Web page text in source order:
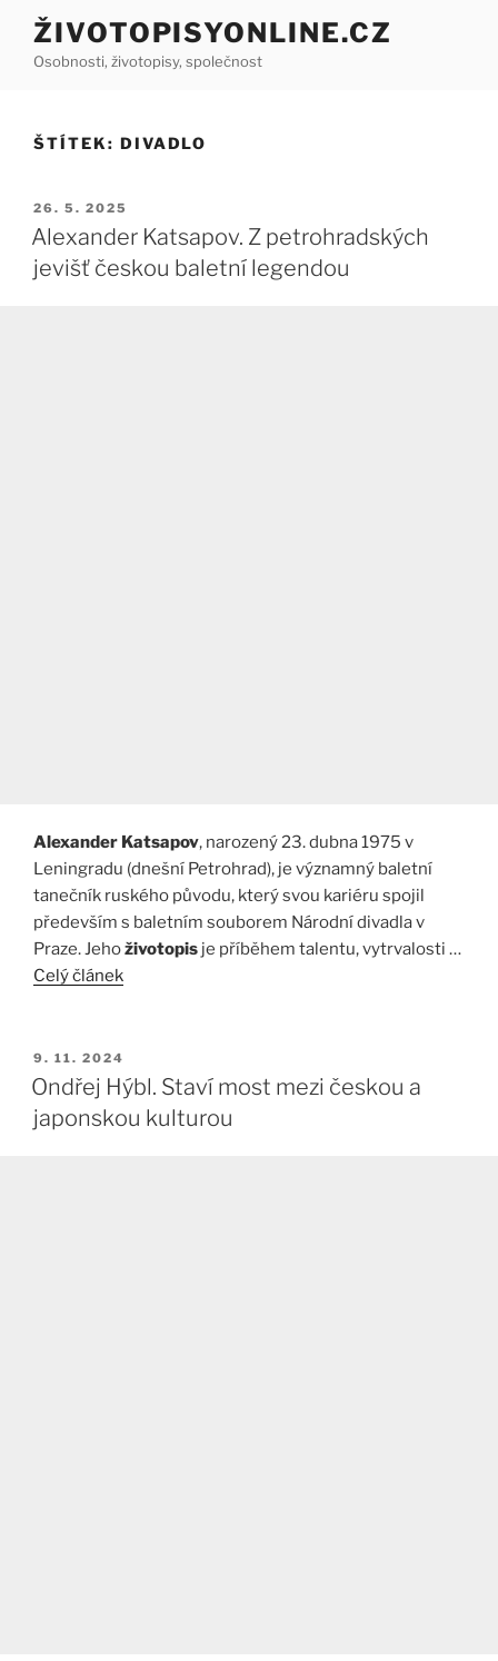
Přejít
obsahu
ŽIVOTOPISYONLINE.CZ
Osobnosti, životopisy, společnost
ŠTÍTEK: DIVADLO
PUBLIKOVÁNO
26. 5. 2025
Alexander Katsapov. Z petrohradských
jevišť českou baletní legendou
Alexander Katsapov, narozený 23. dubna 1975 v
Leningradu (dnešní Petrohrad), je významný baletní
tanečník ruského původu, který svou kariéru spojil
především s baletním souborem Národní divadla v
Praze. Jehoživotopis je příběhem talentu, vytrvalosti …
Celý článek
PUBLIKOVÁNO
9. 11. 2024
Ondřej Hýbl. Staví most mezi českou a
japonskou kulturou